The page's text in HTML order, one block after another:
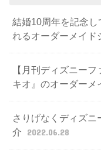
結婚10周年を記念
れるオーダーメイド
【月刊ディズニー
キオ』のオーダーメ
さりげなくディズ
介
2022.06.28